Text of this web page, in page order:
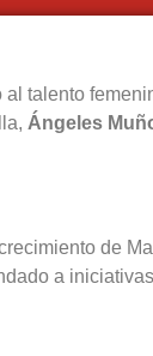
talento
Ángeles
de
a